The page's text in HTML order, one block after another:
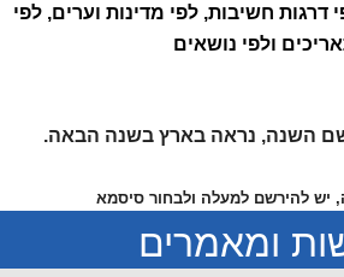
דרגות חשיבות, לפי מדינות וערים, לפי
ולפי נושאים
השנה, נראה בארץ בשנה הבאה.
יש להירשם למעלה ולבחור סיסמא
ומאמרים